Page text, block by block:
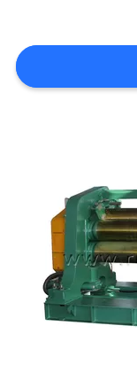
FÄLLE
PRIVACY
POLICY